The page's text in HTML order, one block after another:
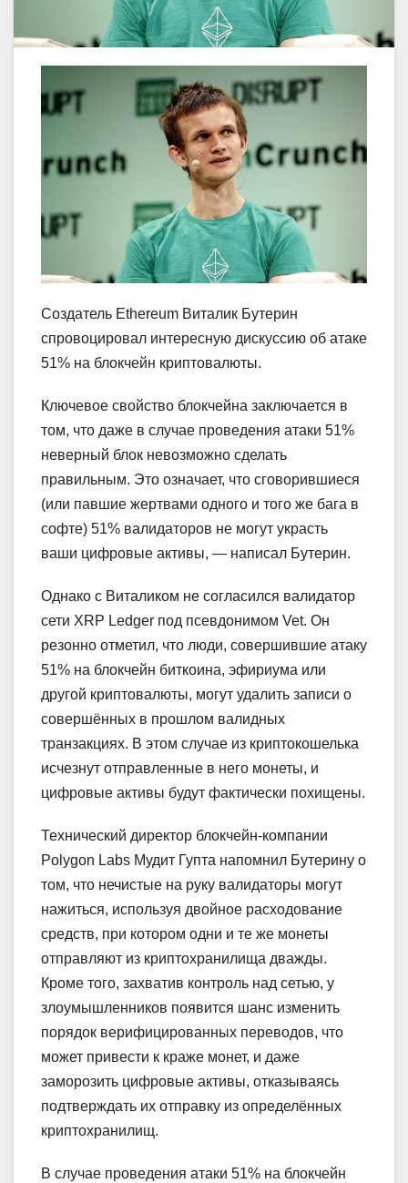
Создатель Ethereum Виталик Бутерин
спровоцировал интересную дискуссию об атаке
51% на блокчейн криптовалюты.
Ключевое свойство блокчейна заключается в
том, что даже в случае проведения атаки 51%
неверный блок невозможно сделать
правильным. Это означает, что сговорившиеся
(или павшие жертвами одного и того же бага в
софте) 51% валидаторов не могут украсть
ваши цифровые активы, — написал Бутерин.
Однако с Виталиком не согласился валидатор
сети XRP Ledger под псевдонимом Vet. Он
резонно отметил, что люди, совершившие атаку
51% на блокчейн биткоина, эфириума или
другой криптовалюты, могут удалить записи о
совершённых в прошлом валидных
транзакциях. В этом случае из криптокошелька
исчезнут отправленные в него монеты, и
цифровые активы будут фактически похищены.
Технический директор блокчейн-компании
Polygon Labs Мудит Гупта напомнил Бутерину о
том, что нечистые на руку валидаторы могут
нажиться, используя двойное расходование
средств, при котором одни и те же монеты
отправляют из криптохранилища дважды.
Кроме того, захватив контроль над сетью, у
злоумышленников появится шанс изменить
порядок верифицированных переводов, что
может привести к краже монет, и даже
заморозить цифровые активы, отказываясь
подтверждать их отправку из определённых
криптохранилищ.
В случае проведения атаки 51% на блокчейн